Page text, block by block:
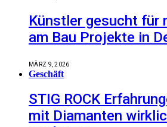
Künstler gesucht für
am Bau Projekte in
MÄRZ 9, 2026
Geschäft
STIG ROCK
mit Diamanten